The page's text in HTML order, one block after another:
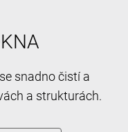
snadno čistí a
a strukturách.